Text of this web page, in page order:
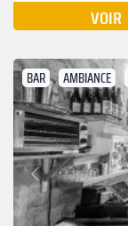
VOIR
BAR AMBIANCE
Précédent